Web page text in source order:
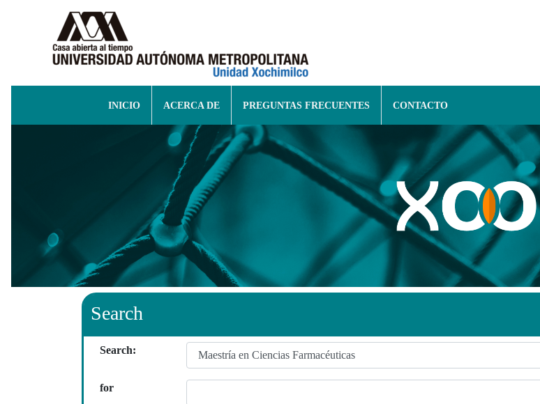
INICIO ACERCA DE PREGUNTAS FRECUENTES CONTACTO
Search
Search:
for